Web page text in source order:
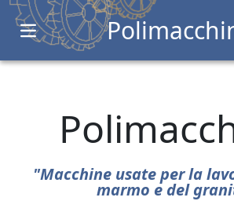
Open main menu
"Macchine usate per la
marmo e del